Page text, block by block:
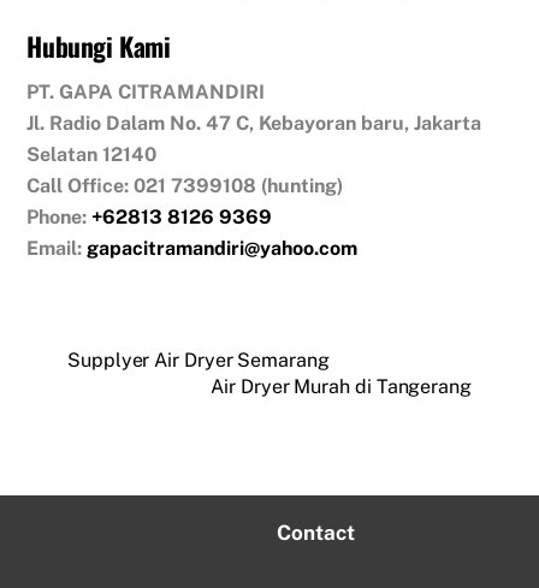
Hubungi Kami
PT. GAPA CITRAMANDIRI
Jl. Radio Dalam No. 47 C, Kebayoran baru, Jakarta
Selatan 12140
Call Office: 021 7399108 (hunting)
Phone: +62813 8126 9369
Email: gapacitramandiri@yahoo.com
Supplyer Air Dryer Semarang
Air Dryer Murah di Tangerang
Contact